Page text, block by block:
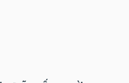
cảm xúc và
giới hạn (Limited
độc đáo, chỉ xuất
lễ sẽ kích thích